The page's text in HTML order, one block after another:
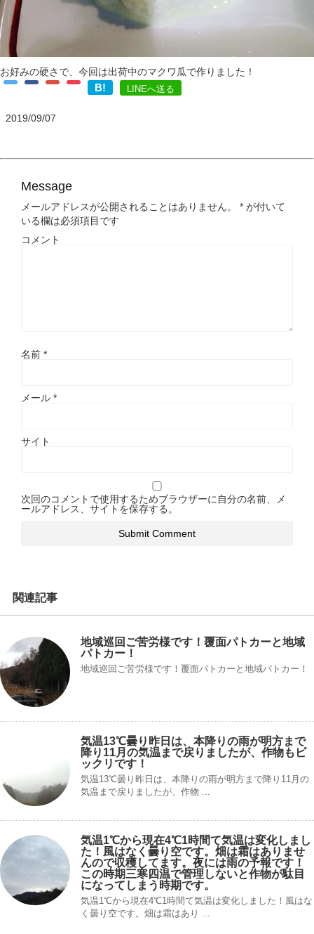
お好みの硬さで、今回は出荷中のマクワ瓜で作りました！
B! LINEへ送る
2019/09/07
Message
メールアドレスが公開されることはありません。 * が付いて
いる欄は必須項目です
コメント
名前 *
メール *
サイト
次回のコメントで使用するためブラウザーに自分の名前、メ
ールアドレス、サイトを保存する。
関連記事
地域巡回ご苦労様です！覆面パトカーと地域
パトカー！
地域巡回ご苦労様です！覆面パトカーと地域パトカー！
気温13℃曇り昨日は、本降りの雨が明方まで
降り11月の気温まで戻りましたが、作物もビ
ックリです！
気温13℃曇り昨日は、本降りの雨が明方まで降り11月の
気温まで戻りましたが、作物 ...
気温1℃から現在4℃1時間て気温は変化しまし
た！風はなく曇り空です。畑は霜はありませ
んので収穫してます。夜には雨の予報です！
この時期三寒四温で管理しないと作物が駄目
になってしまう時期です。
気温1℃から現在4℃1時間て気温は変化しました！風はな
く曇り空です。畑は霜はあり ...